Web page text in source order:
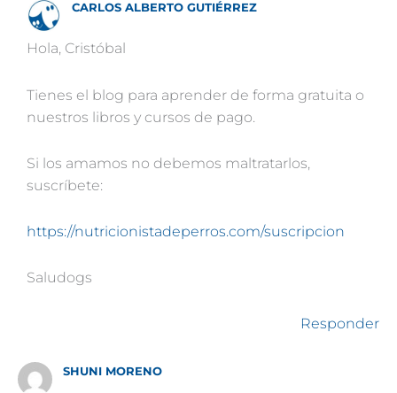
CARLOS ALBERTO GUTIÉRREZ
Hola, Cristóbal
Tienes el blog para aprender de forma gratuita o
nuestros libros y cursos de pago.
Si los amamos no debemos maltratarlos,
suscríbete:
https://nutricionistadeperros.com/suscripcion
Saludogs
Responder
SHUNI MORENO